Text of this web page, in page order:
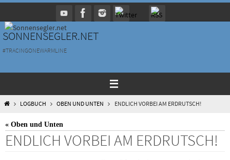
Inhalt
springen
SONNENSEGLER.NET
#TRACINGONEWARMLINE
HOMELOGBUCH OBEN UND UNTEN ENDLICH VORBEI AM ERDRUTSCH!
« Oben und Unten
ENDLICH VORBEI AM ERDRUTSCH!